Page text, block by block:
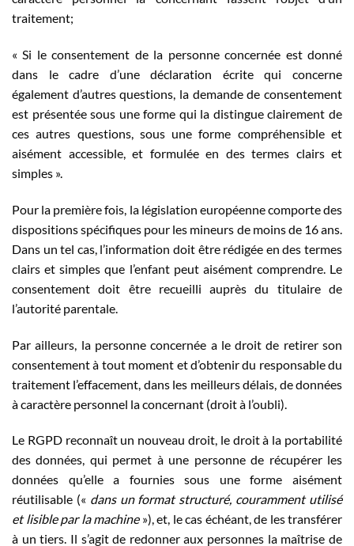
traitement;
« Si le consentement de la personne concernée est donné
dans le cadre d’une déclaration écrite qui concerne
également d’autres questions, la demande de consentement
est présentée sous une forme qui la distingue clairement de
ces autres questions, sous une forme compréhensible et
aisément accessible, et formulée en des termes clairs et
simples ».
Pour la première fois, la législation européenne comporte des
dispositions spécifiques pour les mineurs de moins de 16 ans.
Dans un tel cas, l’information doit être rédigée en des termes
clairs et simples que l’enfant peut aisément comprendre. Le
consentement doit être recueilli auprès du titulaire de
l’autorité parentale.
Par ailleurs, la personne concernée a le droit de retirer son
consentement à tout moment et d’obtenir du responsable du
traitement l’effacement, dans les meilleurs délais, de données
à caractère personnel la concernant (droit à l’oubli).
Le RGPD reconnaît un nouveau droit, le droit à la portabilité
des données, qui permet à une personne de récupérer les
données qu’elle a fournies sous une forme aisément
réutilisable (« dans un format structuré, couramment utilisé
et lisible par la machine»), et, le cas échéant, de les transférer
à un tiers. Il s’agit de redonner aux personnes la maîtrise de